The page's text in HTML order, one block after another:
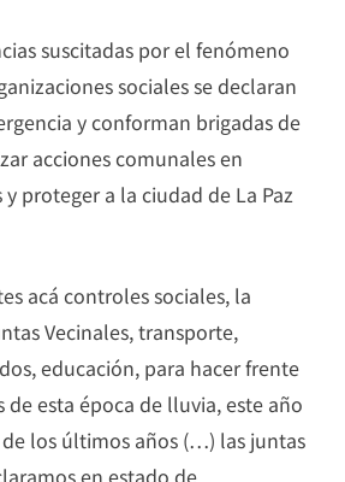
suscitadas por el fenómeno
sociales se declaran
y conforman brigadas de
acciones comunales en
proteger a la ciudad de La Paz
acá controles sociales, la
Vecinales, transporte,
educación, para hacer frente
de esta época de lluvia, este año
los últimos años (…) las juntas
en estado de